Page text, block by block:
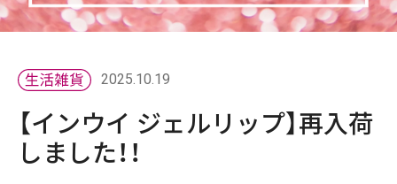
2025.10.19
【インウイ ジェルリップ】再入荷
しました！！